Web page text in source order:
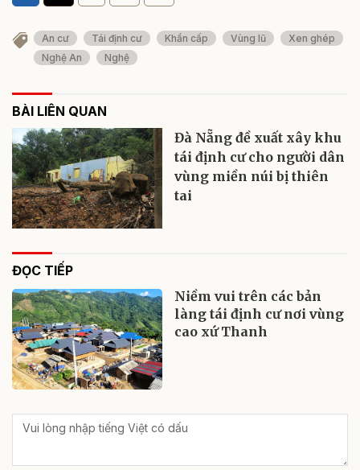
An cư Tái định cư Khẩn cấp Vùng lũ
Xen ghép
Nghệ An
Nghệ
BÀI LIÊN QUAN
Đà Nẵng đề xuất xây khu
tái định cư cho người dân
vùng miền núi bị thiên
tai
ĐỌC TIẾP
Niềm vui trên các bản
làng tái định cư nơi vùng
cao xứ Thanh